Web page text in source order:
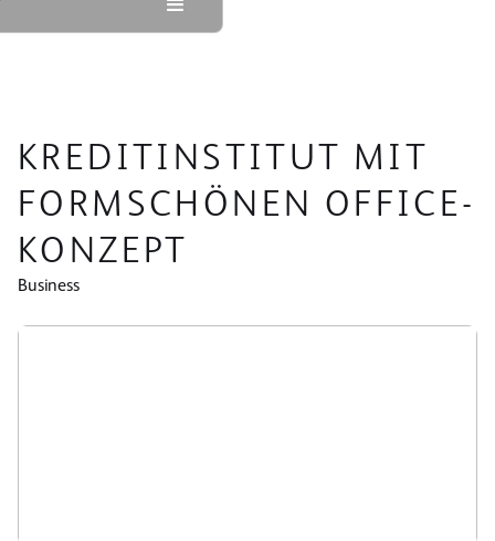
KREDITINSTITUT MIT
FORMSCHÖNEN OFFICE-
KONZEPT
Business